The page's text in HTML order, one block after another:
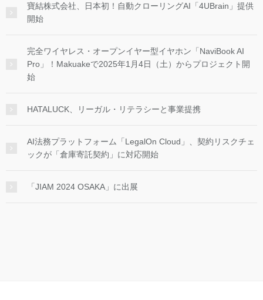
寶結株式会社、日本初！自動クローリングAI「4UBrain」提供
開始
完全ワイヤレス・オープンイヤー型イヤホン「NaviBook AI
Pro」！Makuakeで2025年1月4日（土）からプロジェクト開
始
HATALUCK、リーガル・リテラシーと事業提携
AI法務プラットフォーム「LegalOn Cloud」、契約リスクチェ
ックが「倉庫寄託契約」に対応開始
「JIAM 2024 OSAKA」に出展